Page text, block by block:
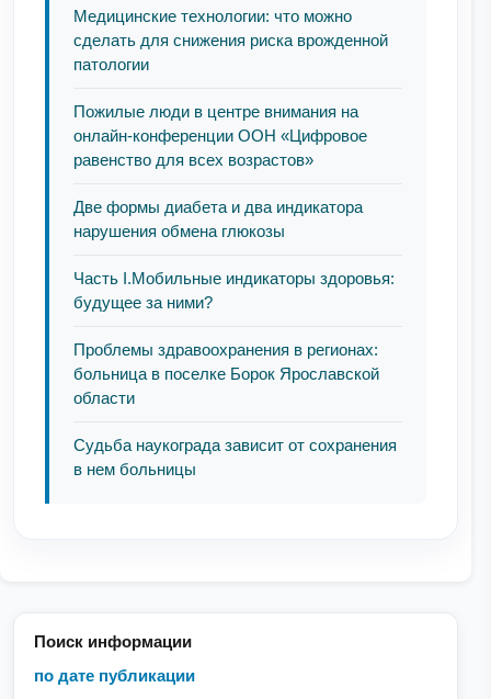
Поиск информации
по дате публикации
Медицинские технологии: что можно
сделать для снижения риска врожденной
патологии
Пожилые люди в центре внимания на
онлайн-конференции ООН «Цифровое
равенство для всех возрастов»
Две формы диабета и два индикатора
нарушения обмена глюкозы
Часть I.Мобильные индикаторы здоровья:
будущее за ними?
Проблемы здравоохранения в регионах:
больница в поселке Борок Ярославской
области
Судьба наукограда зависит от сохранения
в нем больницы